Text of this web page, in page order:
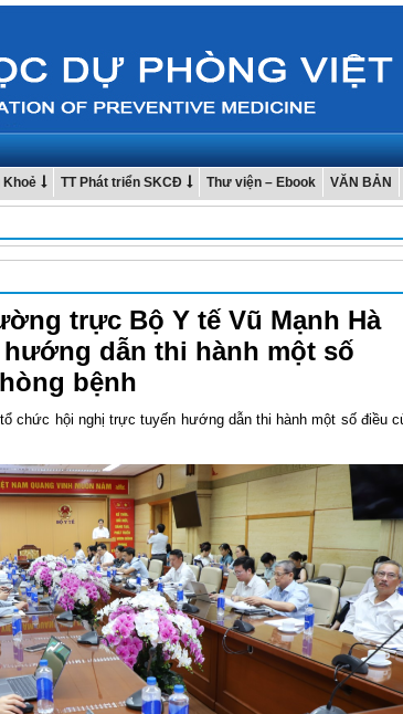
Khoẻ TT Phát triển SKCĐ Thư viện – Ebook VĂN BẢN
trực Bộ Y tế Vũ Mạnh Hà
dẫn thi hành một số
bệnh
chức hội nghị trực tuyến hướng dẫn thi hành một số điều